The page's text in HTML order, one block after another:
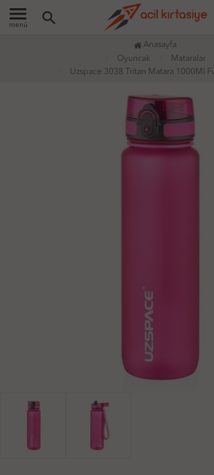
menu
menü search
Anasayfa
Oyuncak
Mataralar
Uzspace 3038 Tritan Matara 1000Ml